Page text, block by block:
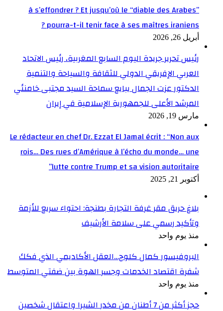
à s’effondrer ? Et jusqu’où le “diable des Arabes”
pourra-t-il tenir face à ses maîtres iraniens ?
أبريل 26, 2026
رئيس تحرير جريدة اليوم السابع المغربية، رئيس الاتحاد
العربي الإفريقي الدولي للثقافة والسياحة والتنمية
الدكتور عزت الجمال يبايع سماحة السيد مجتبى خامنئي
المرشد الأعلى للجمهورية الإسلامية في إيران
مارس 19, 2026
Le rédacteur en chef Dr. Ezzat El Jamal écrit : “Non aux
rois… Des rues d’Amérique à l’écho du monde… une
lutte contre Trump et sa vision autoritaire”
أكتوبر 21, 2025
بلاغ حريق مقر غرفة التجارة بطنجة: احتواء سريع للأزمة
وتأكيد رسمي على سلامة الأرشيف
منذ يوم واحد
البروفيسور كمال كلوج…العقل الأكاديمي الذي فكك
شفرة اقتصاد الخدمات وجسر الهوة بين ضفتي المتوسط
منذ يوم واحد
حجز أكثر من 7 أطنان من مخدر الشيرا واعتقال شخصين